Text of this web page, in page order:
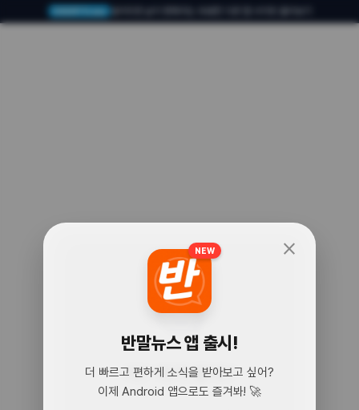
🧐
어? 여기 맞아?
close
NEW
반말뉴스 앱 출시!
더 빠르고 편하게 소식을 받아보고 싶어?
이제 Android 앱으로도 즐겨봐! 🚀